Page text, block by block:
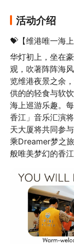
活动介绍
💝【维港唯一海
华灯初上，坐在
观，吹著阵阵海
览维港夜景之余
供的的轻食与软
海上巡游乐趣。
香江」音乐汇演
天大厦将共同参
乘Dreamer梦之
般唯美梦幻的香江